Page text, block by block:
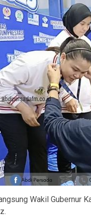
Wakil Gubernur